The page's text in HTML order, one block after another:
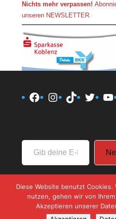
Nichts mehr verpassen!
unseren NEWSLETTER.
Facebook
Instagram
TikTok
Gib
deine
E-
Adresse
ein ...
Diese Website benutzt
nutzen, gehen wir von
Akzeptieren unserer